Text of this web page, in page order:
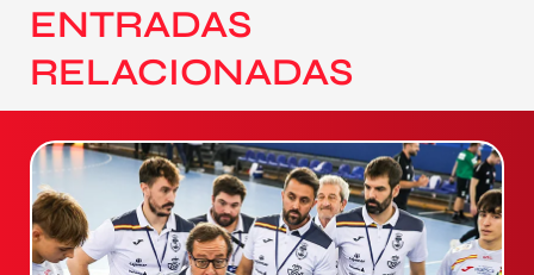
ENTRADAS
RELACIONADAS